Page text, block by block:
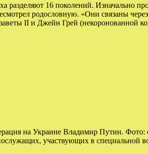
разделяют 16 поколений. Изначально
родословную. «Они связаны
II и Джейн Грей (некоронованной
на Украине Владимир Путин.
участвующих в специальной